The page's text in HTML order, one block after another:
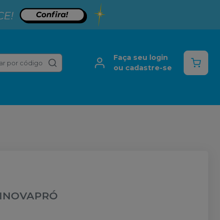
por código
Faça seu login
ou cadastre-se
INOVAPRÓ